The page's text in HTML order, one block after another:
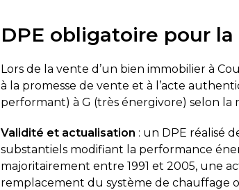
DPE obligatoire pour
Lors de la vente d’un bien immobilier à
à la promesse de vente et à l’acte
performant) à G (très énergivore) selon
Validité et actualisation : un DPE réalisé
substantiels modifiant la performance
majoritairement entre 1991 et 2005, une
remplacement du système de chauffage